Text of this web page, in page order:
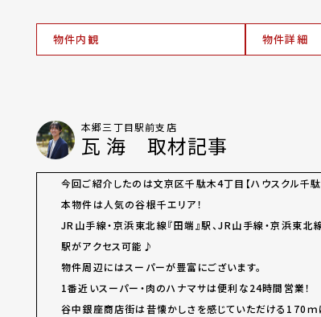
物件内観 物件詳細
本郷三丁目駅前支店
瓦 海 取材記事
今回ご紹介したのは文京区千駄木4丁目【ハウスクル千駄
本物件は人気の谷根千エリア！
JR山手線・京浜東北線『田端』駅、JR山手線・京浜東北
駅がアクセス可能♪
物件周辺にはスーパーが豊富にございます。
1番近いスーパー・肉のハナマサは便利な24時間営業！
谷中銀座商店街は昔懐かしさを感じていただける170ｍ